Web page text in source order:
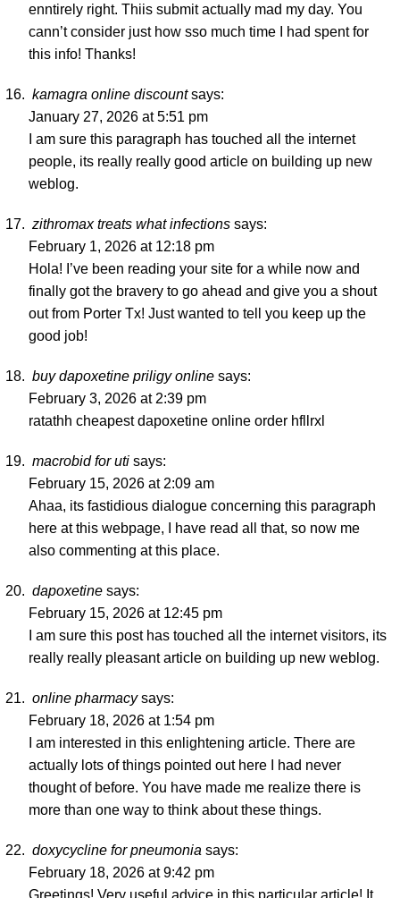
enntirely right. Thiis submit actually mad my day. You
cann’t consider just how sso much time I had spent for
this info! Thanks!
kamagra online discount says:
January 27, 2026 at 5:51 pm
I am sure this paragraph has touched all the internet
people, its really really good article on building up new
weblog.
zithromax treats what infections says:
February 1, 2026 at 12:18 pm
Hola! I’ve been reading your site for a while now and
finally got the bravery to go ahead and give you a shout
out from Porter Tx! Just wanted to tell you keep up the
good job!
buy dapoxetine priligy online says:
February 3, 2026 at 2:39 pm
ratathh cheapest dapoxetine online order hfllrxl
macrobid for uti says:
February 15, 2026 at 2:09 am
Ahaa, its fastidious dialogue concerning this paragraph
here at this webpage, I have read all that, so now me
also commenting at this place.
dapoxetine says:
February 15, 2026 at 12:45 pm
I am sure this post has touched all the internet visitors, its
really really pleasant article on building up new weblog.
online pharmacy says:
February 18, 2026 at 1:54 pm
I am interested in this enlightening article. There are
actually lots of things pointed out here I had never
thought of before. You have made me realize there is
more than one way to think about these things.
doxycycline for pneumonia says:
February 18, 2026 at 9:42 pm
Greetings! Very useful advice in this particular article! It